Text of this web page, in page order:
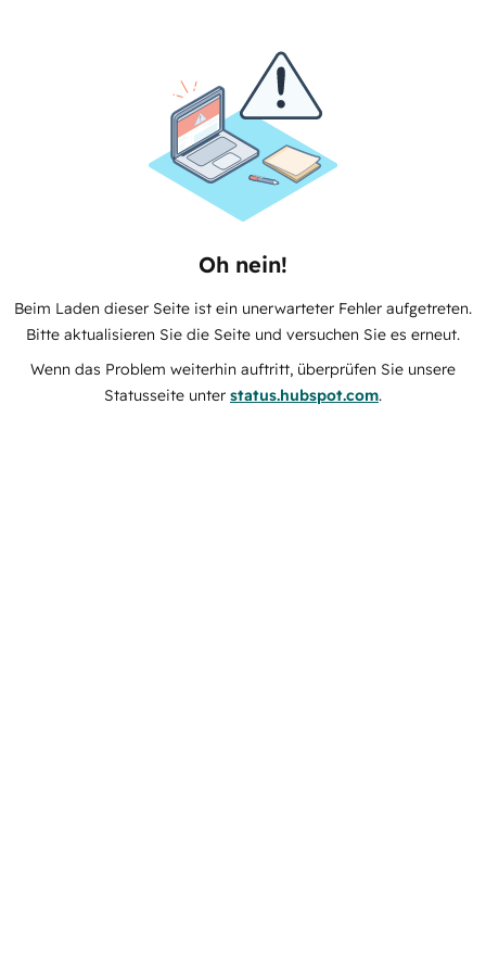
Oh nein!
Beim Laden dieser Seite ist ein unerwarteter Fehler aufgetreten.
Bitte aktualisieren Sie die Seite und versuchen Sie es erneut.
Wenn das Problem weiterhin auftritt, überprüfen Sie unsere
Statusseite unter status.hubspot.com.